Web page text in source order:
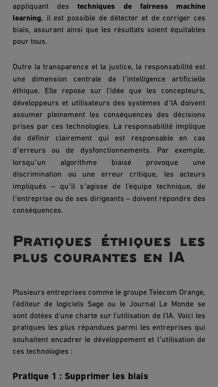
appliquant destechniques de
fairness machine
learning, il est possible de détecter et de corriger ces
biais, assurant ainsi que les résultats soient équitables
pour tous.
Outre la transparence et la justice, la responsabilité est
une dimension centrale de l’intelligence artificielle
éthique. Elle repose sur l'idée que les concepteurs,
développeurs et utilisateurs des systèmes d ’ IA doivent
assumer pleinement les conséquences des décisions
prises par ces technologies. La responsabilité implique
de définir clairement qui est responsable en cas
d ’erreurs ou de dysfonctionnements. Par exemple,
lorsqu’un algorithme biaisé provoque une
discrimination ou une erreur critique, les acteurs
impliqués – qu’il s’agisse de l’équipe technique, de
l’entreprise ou de ses dirigeants – doivent répondre des
conséquences.
Pratiques éthiques les
plus courantes en IA
Plusieurs entreprises comme le groupe Telecom Orange,
l’éditeur de logiciels Sage ou le Journal Le Monde se
sont dotées d'une charte sur l'utilisation de l’IA. Voici les
pratiques les plus répandues parmi les entreprises qui
souhaitent encadrer le développement et l’utilisation de
ces technologies :
Pratique 1 : Supprimer les biais